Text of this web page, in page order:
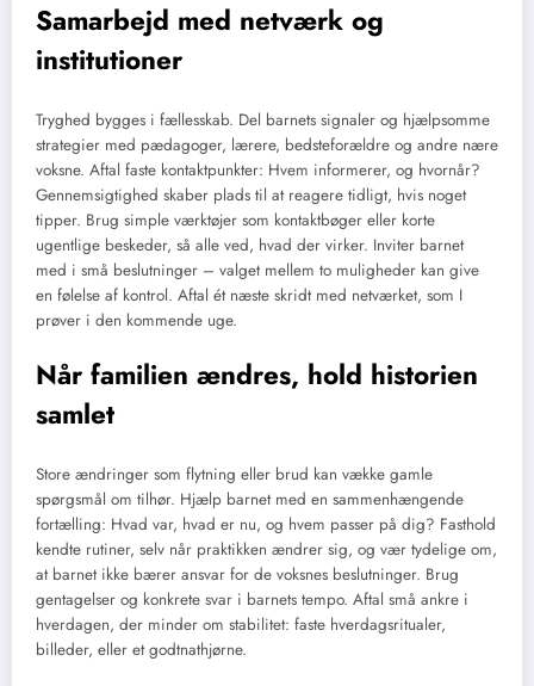
Samarbejd med netværk og
institutioner
Tryghed bygges i fællesskab. Del barnets signaler og hjælpsomme
strategier med pædagoger, lærere, bedsteforældre og andre nære
voksne. Aftal faste kontaktpunkter: Hvem informerer, og hvornår?
Gennemsigtighed skaber plads til at reagere tidligt, hvis noget
tipper. Brug simple værktøjer som kontaktbøger eller korte
ugentlige beskeder, så alle ved, hvad der virker. Inviter barnet
med i små beslutninger – valget mellem to muligheder kan give
en følelse af kontrol. Aftal ét næste skridt med netværket, som I
prøver i den kommende uge.
Når familien ændres, hold historien
samlet
Store ændringer som flytning eller brud kan vække gamle
spørgsmål om tilhør. Hjælp barnet med en sammenhængende
fortælling: Hvad var, hvad er nu, og hvem passer på dig? Fasthold
kendte rutiner, selv når praktikken ændrer sig, og vær tydelige om,
at barnet ikke bærer ansvar for de voksnes beslutninger. Brug
gentagelser og konkrete svar i barnets tempo. Aftal små ankre i
hverdagen, der minder om stabilitet: faste hverdagsritualer,
billeder, eller et godtnathjørne.